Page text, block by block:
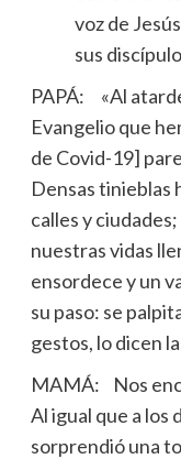
voz de
sus
PAPÁ: «Al
Evangelio que
de Covid-19]
Densas tinieblas
calles y
nuestras vidas
ensordece y un
su paso: se
gestos, lo dicen
MAMÁ: Nos
Al igual que a los
sorprendió una